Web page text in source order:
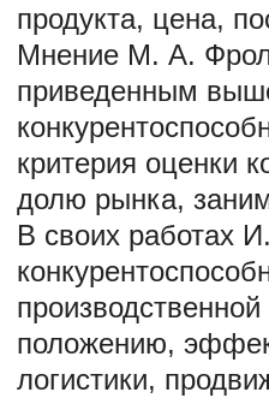
продукта, цена,
Мнение М. А.
приведенным
критерия оценки
долю рынка,
В своих работах
положению,
логистики,